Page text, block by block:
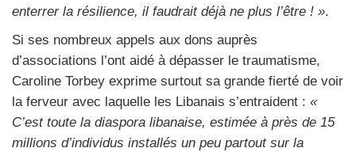
enterrer la résilience, il faudrait déjà ne plus l’être ! ».
Si ses nombreux appels aux dons auprès
d’associations l’ont aidé à dépasser le traumatisme,
Caroline Torbey exprime surtout sa grande fierté de voir
la ferveur avec laquelle les Libanais s’entraident : «
C’est toute la diaspora libanaise, estimée à près de 15
millions d’individus installés un peu partout sur la